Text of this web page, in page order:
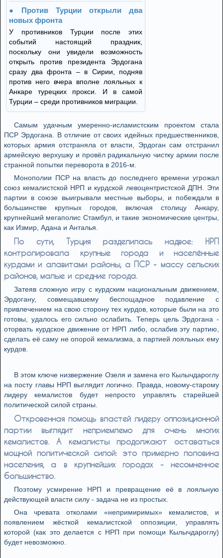
Против Турции открыли два
новых фронта
У противников Турции после этих
событий настоящий праздник,
поскольку они увидели возможность
открыть против президента Эрдогана
сразу два фронта – в Сирии, подняв
против него вчера вполне лояльных к
Анкаре турецких прокси. И в самой
Турции – среди противников миграции.
Самым удачным умеренно-исламистским проектом стала
ПСР Эрдогана. В отличие от своих идейных предшественников,
которых армия отстраняла от власти, Эрдоган сам отстранил
армейскую верхушку и провёл радикальную чистку армии после
странной попытки переворота в 2016-м.
Монополии ПСР на власть до последнего времени угрожал
союз кемалистской НРП и курдской левоцентристской ДПН. Эти
партии в союзе выигрывали местные выборы, и побеждали в
большинстве крупных городов, включая столицу Анкару,
крупнейший мегаполис Стамбул, и такие экономические центры,
как Измир, Адана и Анталья.
По сути, Турция разделилась надвое: НРП
контролировала крупные города и населённые
курдами и алавитами районы, а ПСР - массу сельских
районов, малые и средние города.
Затеяв сложную игру с курдским национальным движением,
Эрдогану, совмещавшему беспощадное подавление с
привлечением на свою сторону тех курдов, которые были на это
готовы, удалось его сильно ослабить. Теперь цель Эрдогана -
оторвать курдское движение от НРП либо, ослабив эту партию,
сделать её саму не опорой кемализма, а партией лояльных ему
курдов.
В этом ключе низвержение Озеля и замена его Кылычдароглу
на посту главы НРП выглядит логично. Правда, новому-старому
лидеру кемалистов будет непросто управлять старейшей
политической силой страны.
Откровенная помощь властей лидеру оппозиционной
партии выглядит неприемлемо для очень многих
кемалистов. А кемалисты продолжают оставаться
мощной политической силой: это примерно половина
населения, а в крупнейших городах - несомненное
большинство.
Поэтому усмирение НРП и превращение её в лояльную
действующей власти силу - задача не из простых.
Она чревата отколами «непримиримых» кемалистов, и
появлением жёсткой кемалистской оппозиции, управлять
которой (как это делается с НРП при помощи Кылычдароглу)
будет невозможно.